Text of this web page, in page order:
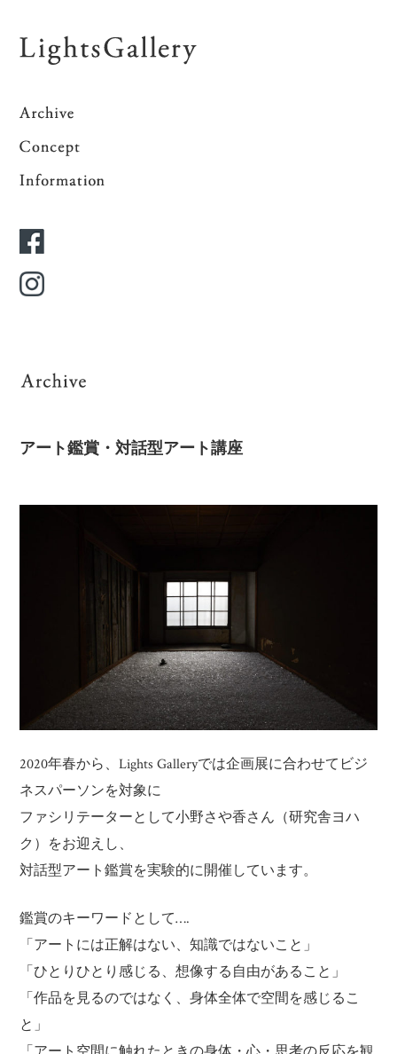
アート鑑賞・対話型アート講座
2020年春から、Lights Galleryでは企画展に合わせてビジ
ネスパーソンを対象に
ファシリテーターとして小野さや香さん（研究舎ヨハ
ク）をお迎えし、
対話型アート鑑賞を実験的に開催しています。
鑑賞のキーワードとして….
「アートには正解はない、知識ではないこと」
「ひとりひとり感じる、想像する自由があること」
「作品を見るのではなく、身体全体で空間を感じるこ
と」